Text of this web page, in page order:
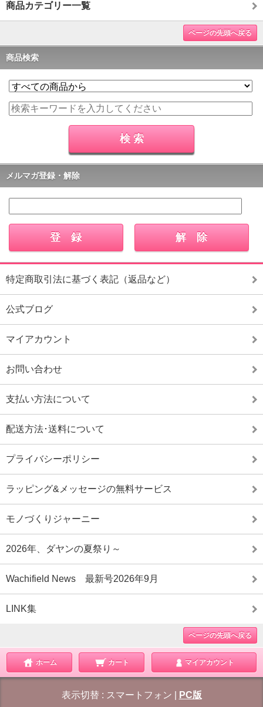
商品カテゴリー一覧
ページの先頭へ戻る
商品検索
メルマガ登録・解除
特定商取引法に基づく表記（返品など）
公式ブログ
マイアカウント
お問い合わせ
支払い方法について
配送方法･送料について
プライバシーポリシー
ラッピング&メッセージの無料サービス
モノづくりジャーニー
2026年、ダヤンの夏祭り～
Wachifield News 最新号2026年9月
LINK集
ページの先頭へ戻る
ホーム カート マイアカウント
表示切替 : スマートフォン PC版